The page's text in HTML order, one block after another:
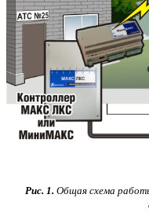
Рис. 1. Общая схема